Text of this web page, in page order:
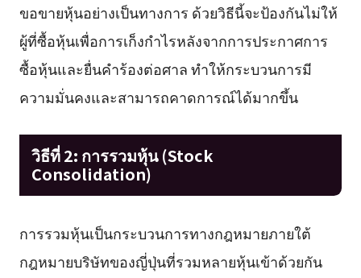
ขอขายหุ้นอย่างเป็นทางการ ด้วยวิธีนี้จะป้องกันไม่ให้
ผู้ที่ซื้อหุ้นเพื่อการเก็งกำไรหลังจากการประกาศการ
ซื้อหุ้นและยื่นคำร้องต่อศาล ทำให้กระบวนการมี
ความมั่นคงและสามารถคาดการณ์ได้มากขึ้น
วิธีที่ 2: การรวมหุ้น (Stock
Consolidation)
การรวมหุ้นเป็นกระบวนการทางกฎหมายภายใต้
กฎหมายบริษัทของญี่ปุ่นที่รวมหลายหุ้นเข้าด้วยกัน